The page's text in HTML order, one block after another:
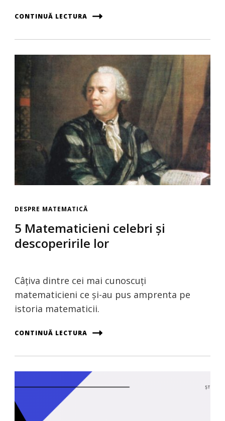
CONTINUĂ LECTURA
DESPRE MATEMATICĂ
5 Matematicieni celebri și
descoperirile lor
Câţiva dintre cei mai cunoscuți
matematicieni ce și-au pus amprenta pe
istoria matematicii.
CONTINUĂ LECTURA